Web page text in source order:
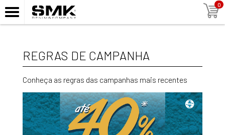
0
REGRAS DE CAMPANHA
Conheça as regras das campanhas mais recentes